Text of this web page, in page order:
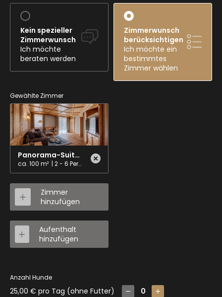
Kein spezieller
Zimmerwunsch
Ich möchte
beraten werden
Zimmerwunsch
berücksichtigen
Ich möchte ein
bestimmtes
Zimmer wählen
Gewählte Zimmer
Panorama-Suite (L)
ca. 100 m² | 2 - 6 Personen
Zimmer
hinzufügen
Aufenthalt
hinzufügen
Anzahl Hunde
25,00 € pro Tag (ohne Futter)